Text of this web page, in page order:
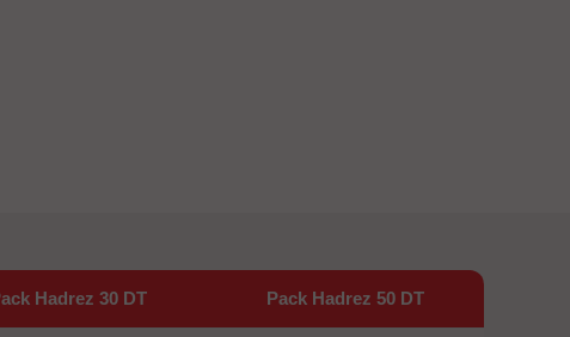
Hadrez 30 DT Pack Hadrez 50 DT